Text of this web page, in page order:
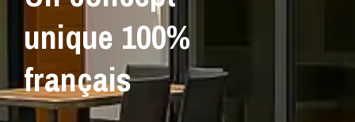
unique 100%
français